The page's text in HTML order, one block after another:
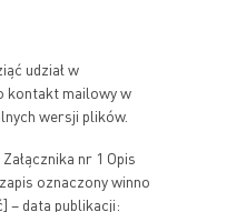
udział w
kontakt mailowy w
wersji plików.
nr 1 Opis
oznaczony winno
– data publikacji: